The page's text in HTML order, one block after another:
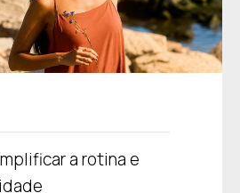
a rotina e